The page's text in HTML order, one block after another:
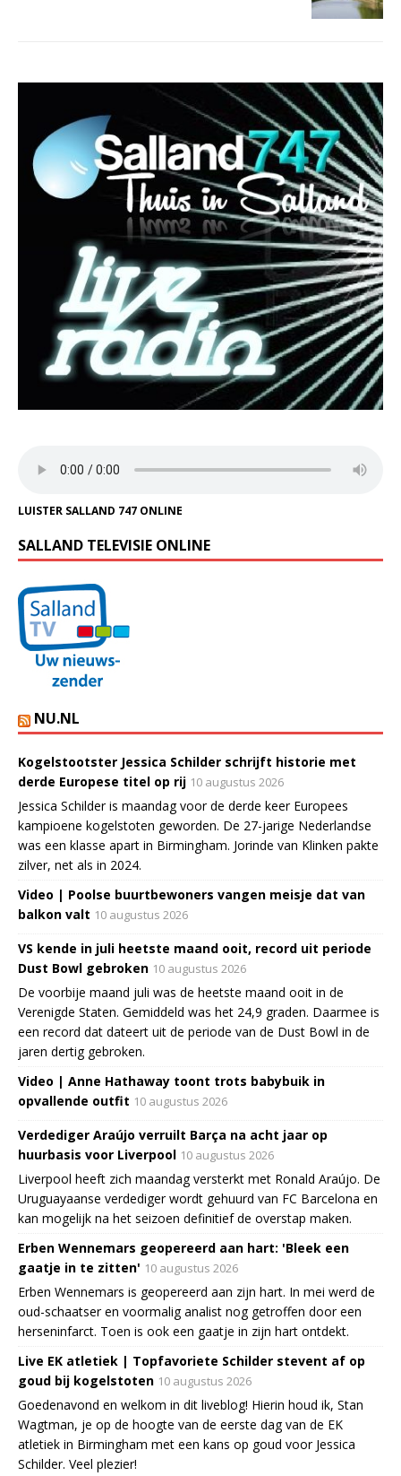
LUISTER SALLAND 747 ONLINE
SALLAND TELEVISIE ONLINE
NU.NL
Kogelstootster Jessica Schilder schrijft historie met
derde Europese titel op rij 10 augustus 2026
Jessica Schilder is maandag voor de derde keer Europees
kampioene kogelstoten geworden. De 27-jarige Nederlandse
was een klasse apart in Birmingham. Jorinde van Klinken pakte
zilver, net als in 2024.
Video | Poolse buurtbewoners vangen meisje dat van
balkon valt 10 augustus 2026
VS kende in juli heetste maand ooit, record uit periode
Dust Bowl gebroken 10 augustus 2026
De voorbije maand juli was de heetste maand ooit in de
Verenigde Staten. Gemiddeld was het 24,9 graden. Daarmee is
een record dat dateert uit de periode van de Dust Bowl in de
jaren dertig gebroken.
Video | Anne Hathaway toont trots babybuik in
opvallende outfit 10 augustus 2026
Verdediger Araújo verruilt Barça na acht jaar op
huurbasis voor Liverpool 10 augustus 2026
Liverpool heeft zich maandag versterkt met Ronald Araújo. De
Uruguayaanse verdediger wordt gehuurd van FC Barcelona en
kan mogelijk na het seizoen definitief de overstap maken.
Erben Wennemars geopereerd aan hart: 'Bleek een
gaatje in te zitten' 10 augustus 2026
Erben Wennemars is geopereerd aan zijn hart. In mei werd de
oud-schaatser en voormalig analist nog getroffen door een
herseninfarct. Toen is ook een gaatje in zijn hart ontdekt.
Live EK atletiek | Topfavoriete Schilder stevent af op
goud bij kogelstoten 10 augustus 2026
Goedenavond en welkom in dit liveblog! Hierin houd ik, Stan
Wagtman, je op de hoogte van de eerste dag van de EK
atletiek in Birmingham met een kans op goud voor Jessica
Schilder. Veel plezier!